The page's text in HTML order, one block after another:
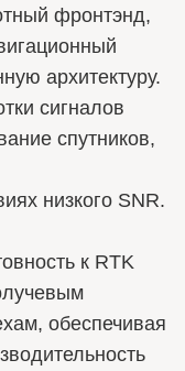
фронтэнд,
архитектуру.
сигналов
спутников,
низкого SNR.
к RTK
обеспечивая